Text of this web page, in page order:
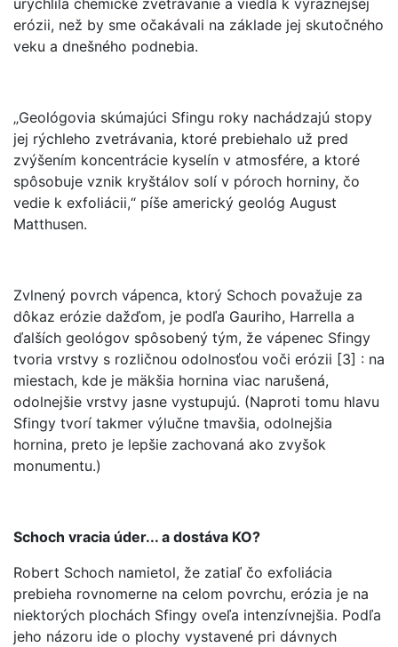
erózii, než by sme očakávali na základe jej skutočného
veku a dnešného podnebia.
„Geológovia skúmajúci Sfingu roky nachádzajú stopy
jej rýchleho zvetrávania, ktoré prebiehalo už pred
zvýšením koncentrácie kyselín v atmosfére, a ktoré
spôsobuje vznik kryštálov solí v póroch horniny, čo
vedie k exfoliácii,“ píše americký geológ August
Matthusen.
Zvlnený povrch vápenca, ktorý Schoch považuje za
dôkaz erózie dažďom, je podľa Gauriho, Harrella a
ďalších geológov spôsobený tým, že vápenec Sfingy
tvoria vrstvy s rozličnou odolnosťou voči erózii [3] : na
miestach, kde je mäkšia hornina viac narušená,
odolnejšie vrstvy jasne vystupujú. (Naproti tomu hlavu
Sfingy tvorí takmer výlučne tmavšia, odolnejšia
hornina, preto je lepšie zachovaná ako zvyšok
monumentu.)
Schoch vracia úder... a dostáva KO?
Robert Schoch namietol, že zatiaľ čo exfoliácia
prebieha rovnomerne na celom povrchu, erózia je na
niektorých plochách Sfingy oveľa intenzívnejšia. Podľa
jeho názoru ide o plochy vystavené pri dávnych